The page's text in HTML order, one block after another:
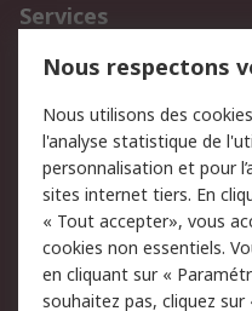
Services
750.000 produits
Retours
Track & trace
Legal
Politique de cookies
Politique de
Nous respectons
Nous utilisons des
l'analyse statistique de
personnalisation et pour
sites internet tiers. En
« Tout accepter», vous
cookies non essentiels.
en cliquant sur «
souhaitez pas, cliquez